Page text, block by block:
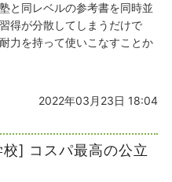
と同レベルの参考書を同時並
得が分散してしまうだけで
力を持って使いこなすことか
2022年03月23日 18:04
] コスパ最高の公立